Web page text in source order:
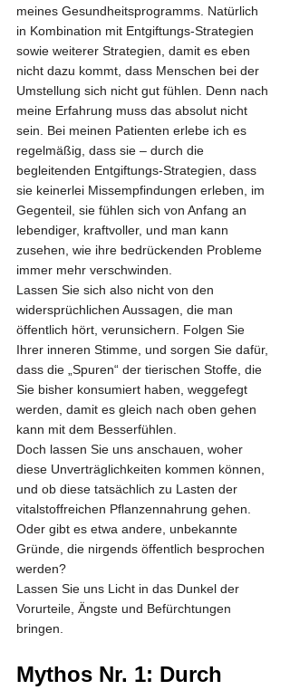
meines Gesundheitsprogramms. Natürlich
in Kombination mit Entgiftungs-Strategien
sowie weiterer Strategien, damit es eben
nicht dazu kommt, dass Menschen bei der
Umstellung sich nicht gut fühlen. Denn nach
meine Erfahrung muss das absolut nicht
sein. Bei meinen Patienten erlebe ich es
regelmäßig, dass sie – durch die
begleitenden Entgiftungs-Strategien, dass
sie keinerlei Missempfindungen erleben, im
Gegenteil, sie fühlen sich von Anfang an
lebendiger, kraftvoller, und man kann
zusehen, wie ihre bedrückenden Probleme
immer mehr verschwinden.
Lassen Sie sich also nicht von den
widersprüchlichen Aussagen, die man
öffentlich hört, verunsichern. Folgen Sie
Ihrer inneren Stimme, und sorgen Sie dafür,
dass die „Spuren“ der tierischen Stoffe, die
Sie bisher konsumiert haben, weggefegt
werden, damit es gleich nach oben gehen
kann mit dem Besserfühlen.
Doch lassen Sie uns anschauen, woher
diese Unverträglichkeiten kommen können,
und ob diese tatsächlich zu Lasten der
vitalstoffreichen Pflanzennahrung gehen.
Oder gibt es etwa andere, unbekannte
Gründe, die nirgends öffentlich besprochen
werden?
Lassen Sie uns Licht in das Dunkel der
Vorurteile, Ängste und Befürchtungen
bringen.
Mythos Nr. 1: Durch